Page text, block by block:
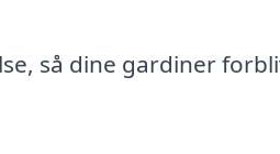
så dine gardiner